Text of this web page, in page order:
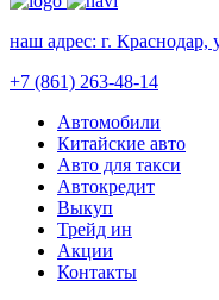
наш адрес: г. Краснодар,
+7 (861) 263-48-14
Автомобили
Китайские авто
Авто для такси
Автокредит
Выкуп
Трейд ин
Акции
Контакты